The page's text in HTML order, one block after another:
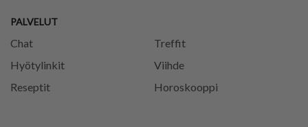
PALVELUT
Chat
Treffit
Hyötylinkit
Viihde
Reseptit
Horoskooppi